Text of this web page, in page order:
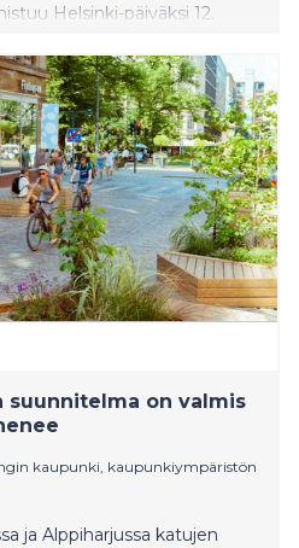
Helsinki-päiväksi 12.
suunnitelma on valmis
kaupunki, kaupunkiympäristön
ja Alppiharjussa katujen